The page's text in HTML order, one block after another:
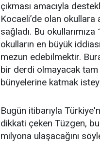
çıkması amacıyla
Kocaeli’de olan
sağladı. Bu
okulların en büyük
mezun edebilmektir.
bir derdi olmayacak
bünyelerine katmak
Bugün itibarıyla
dikkati çeken Tüzgen,
milyona ulaşacağını